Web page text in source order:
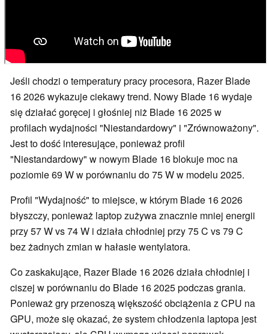
Jeśli chodzi o temperatury pracy procesora, Razer Blade
16 2026 wykazuje ciekawy trend. Nowy Blade 16 wydaje
się działać goręcej i głośniej niż Blade 16 2025 w
profilach wydajności "Niestandardowy" i "Zrównoważony".
Jest to dość interesujące, ponieważ profil
"Niestandardowy" w nowym Blade 16 blokuje moc na
poziomie 69 W w porównaniu do 75 W w modelu 2025.
Profil "Wydajność" to miejsce, w którym Blade 16 2026
błyszczy, ponieważ laptop zużywa znacznie mniej energii
przy 57 W vs 74 W i działa chłodniej przy 75 C vs 79 C
bez żadnych zmian w hałasie wentylatora.
Co zaskakujące, Razer Blade 16 2026 działa chłodniej i
ciszej w porównaniu do Blade 16 2025 podczas grania.
Ponieważ gry przenoszą większość obciążenia z CPU na
GPU, może się okazać, że system chłodzenia laptopa jest